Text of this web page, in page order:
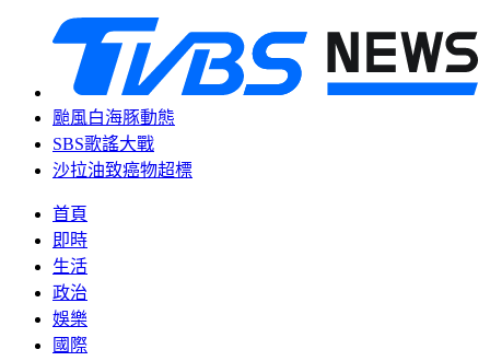
颱風白海豚動態
SBS歌謠大戰
沙拉油致癌物超標
首頁
即時
生活
政治
娛樂
國際